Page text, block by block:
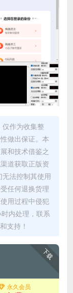
作为收集整
做出保证。本
和技术借鉴之
道获取正版资
法控制其使用
任何退换货理
用过程中侵犯
内处理，联系
支持！
下载
永久会员